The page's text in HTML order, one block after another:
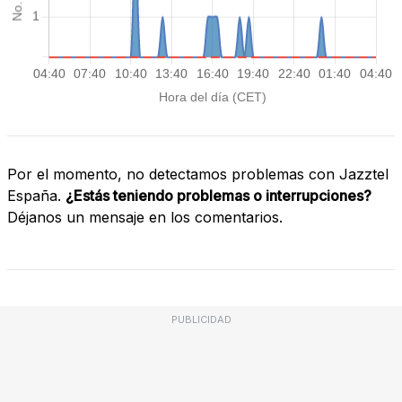
Por el momento, no detectamos problemas con Jazztel
España. ¿Estás teniendo problemas o interrupciones?
Déjanos un mensaje en los comentarios.
PUBLICIDAD